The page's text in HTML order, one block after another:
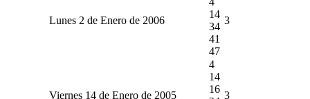
Lunes 2 de Enero de 2006
14
34
41
47
3
Viernes 14 de Enero de 2005
4
14
16
3